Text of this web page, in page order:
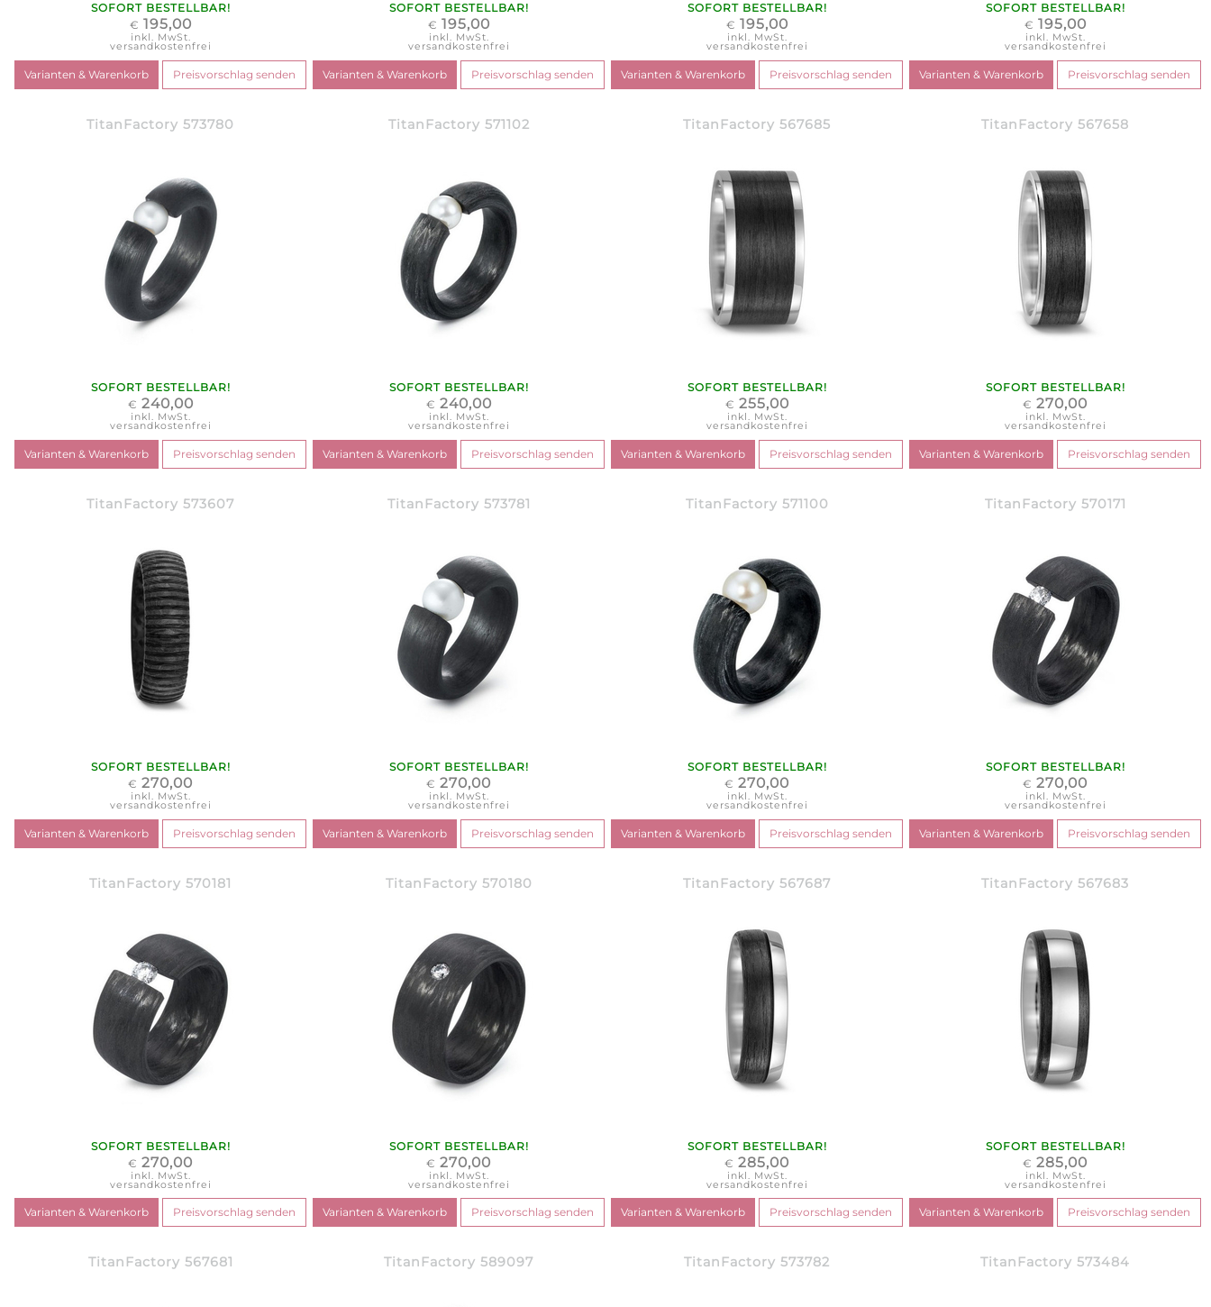
SOFORT BESTELLBAR!
€ 195,00
inkl. MwSt.
versandkostenfrei
SOFORT BESTELLBAR!
€ 195,00
inkl. MwSt.
versandkostenfrei
SOFORT BESTELLBAR!
€ 195,00
inkl. MwSt.
versandkostenfrei
SOFORT BESTELLBAR!
€ 195,00
inkl. MwSt.
versandkostenfrei
TitanFactory 573780
SOFORT BESTELLBAR!
€ 240,00
inkl. MwSt.
versandkostenfrei
TitanFactory 571102
SOFORT BESTELLBAR!
€ 240,00
inkl. MwSt.
versandkostenfrei
TitanFactory 567685
SOFORT BESTELLBAR!
€ 255,00
inkl. MwSt.
versandkostenfrei
TitanFactory 567658
SOFORT BESTELLBAR!
€ 270,00
inkl. MwSt.
versandkostenfrei
TitanFactory 573607
SOFORT BESTELLBAR!
€ 270,00
inkl. MwSt.
versandkostenfrei
TitanFactory 573781
SOFORT BESTELLBAR!
€ 270,00
inkl. MwSt.
versandkostenfrei
TitanFactory 571100
SOFORT BESTELLBAR!
€ 270,00
inkl. MwSt.
versandkostenfrei
TitanFactory 570171
SOFORT BESTELLBAR!
€ 270,00
inkl. MwSt.
versandkostenfrei
TitanFactory 570181
SOFORT BESTELLBAR!
€ 270,00
inkl. MwSt.
versandkostenfrei
TitanFactory 570180
SOFORT BESTELLBAR!
€ 270,00
inkl. MwSt.
versandkostenfrei
TitanFactory 567687
SOFORT BESTELLBAR!
€ 285,00
inkl. MwSt.
versandkostenfrei
TitanFactory 567683
SOFORT BESTELLBAR!
€ 285,00
inkl. MwSt.
versandkostenfrei
TitanFactory 567681 TitanFactory 589097 TitanFactory 573782 TitanFactory 573484